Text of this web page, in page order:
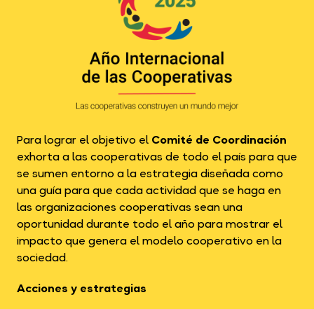
Para lograr el objetivo elComité de Coordinación
exhorta a las cooperativas de todo el país para que
se sumen entorno a la estrategia diseñada como
una guía para que cada actividad que se haga en
las organizaciones cooperativas sean una
oportunidad durante todo el año para mostrar el
impacto que genera el modelo cooperativo en la
sociedad.
Acciones y estrategias